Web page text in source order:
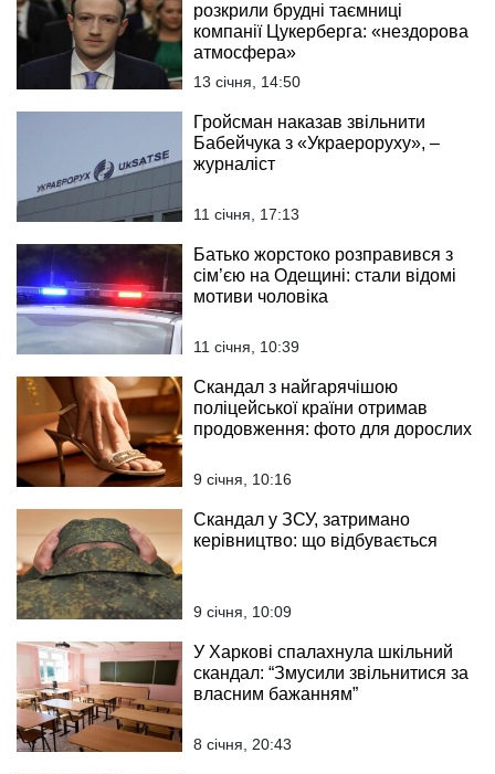
розкрили брудні таємниці
компанії Цукерберга: «нездорова
атмосфера»
13 січня, 14:50
Гройсман наказав звільнити
Бабейчука з «Украероруху», –
журналіст
11 січня, 17:13
Батько жорстоко розправився з
сім’єю на Одещині: стали відомі
мотиви чоловіка
11 січня, 10:39
Скандал з найгарячішою
поліцейської країни отримав
продовження: фото для дорослих
9 січня, 10:16
Скандал у ЗСУ, затримано
керівництво: що відбувається
9 січня, 10:09
У Харкові спалахнула шкільний
скандал: “Змусили звільнитися за
власним бажанням”
8 січня, 20:43